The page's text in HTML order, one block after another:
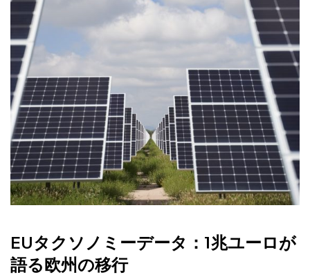
EUタクソノミーデータ：1兆ユーロが
語る欧州の移行